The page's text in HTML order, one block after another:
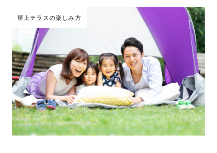
屋上テラスの楽しみ方